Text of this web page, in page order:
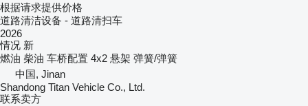
根据请求提供价格
道路清洁设备 - 道路清扫车
2026
情况 新
燃油 柴油 车桥配置 4x2 悬架 弹簧/弹簧
中国, Jinan
Shandong Titan Vehicle Co., Ltd.
联系卖方